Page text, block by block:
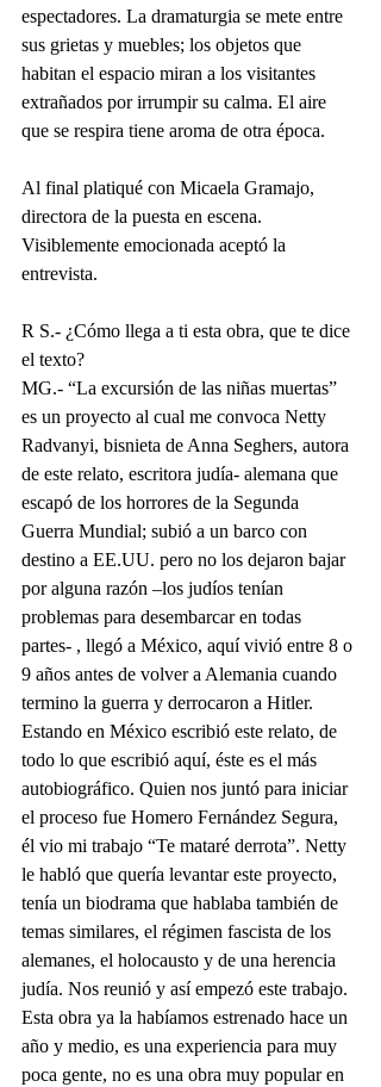
espectadores. La dramaturgia se mete entre
sus grietas y muebles; los objetos que
habitan el espacio miran a los visitantes
extrañados por irrumpir su calma. El aire
que se respira tiene aroma de otra época.
Al final platiqué con Micaela Gramajo,
directora de la puesta en escena.
Visiblemente emocionada aceptó la
entrevista.
R S.- ¿Cómo llega a ti esta obra, que te dice
el texto?
MG.- “La excursión de las niñas muertas”
es un proyecto al cual me convoca Netty
Radvanyi, bisnieta de Anna Seghers, autora
de este relato, escritora judía- alemana que
escapó de los horrores de la Segunda
Guerra Mundial; subió a un barco con
destino a EE.UU. pero no los dejaron bajar
por alguna razón –los judíos tenían
problemas para desembarcar en todas
partes- , llegó a México, aquí vivió entre 8 o
9 años antes de volver a Alemania cuando
termino la guerra y derrocaron a Hitler.
Estando en México escribió este relato, de
todo lo que escribió aquí, éste es el más
autobiográfico. Quien nos juntó para iniciar
el proceso fue Homero Fernández Segura,
él vio mi trabajo “Te mataré derrota”. Netty
le habló que quería levantar este proyecto,
tenía un biodrama que hablaba también de
temas similares, el régimen fascista de los
alemanes, el holocausto y de una herencia
judía. Nos reunió y así empezó este trabajo.
Esta obra ya la habíamos estrenado hace un
año y medio, es una experiencia para muy
poca gente, no es una obra muy popular en